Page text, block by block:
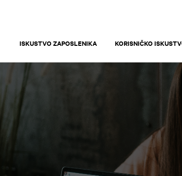
ISKUSTVO ZAPOSLENIKA KORISNIČKO